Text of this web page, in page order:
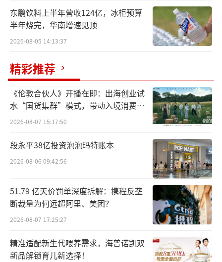
为维持增长，方便面的高端化和产品提
价，逐步成了行业共识。除此之外，今年多个
品牌也将创新方向瞄准了“超大泡面”，极力
打造消费场景的多元化。
例如，今麦郎在去年下半年推出“超大泡
面”，面饼+配料共有430克，内含四块面饼，
主打四人份。
白象品牌也推出了“超大泡面”新品，也
打出了“多人食分享装”的定位口号，一盒主
打4块面饼，净含量超过430克，有香菜面和火
鸡面等口味。
去年年底，统一品牌也在山姆渠道推
新“超大泡面”，一整盒包括两个方盒共8块面
饼，并强调“千万不要1人吃”。
东鹏饮料上半年营收124亿，冰柜预算
半年烧完，华南增速见顶
2026-08-05 14:13:37
精彩推荐
《伦敦合伙人》开播在即：出海创业试
水“国货集群”模式，带动入境消费反
向种草
2026-08-07 15:17:50
段永平38亿投资泡泡玛特账本
2026-08-06 09:42:56
51.79 亿天价罚单深度拆解：携程反垄
断裁量为何远超阿里、美团？
2026-08-07 17:25:27
精准适配新生代喂养需求，海普诺凯双
新品解锁育儿新选择！